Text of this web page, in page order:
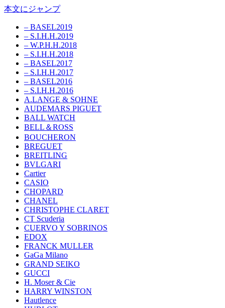
本文にジャンプ
– BASEL2019
– S.I.H.H.2019
– W.P.H.H.2018
– S.I.H.H.2018
– BASEL2017
– S.I.H.H.2017
– BASEL2016
– S.I.H.H.2016
A.LANGE & SOHNE
AUDEMARS PIGUET
BALL WATCH
BELL＆ROSS
BOUCHERON
BREGUET
BREITLING
BVLGARI
Cartier
CASIO
CHOPARD
CHANEL
CHRISTOPHE CLARET
CT Scuderia
CUERVO Y SOBRINOS
EDOX
FRANCK MULLER
GaGa Milano
GRAND SEIKO
GUCCI
H. Moser & Cie
HARRY WINSTON
Hautlence